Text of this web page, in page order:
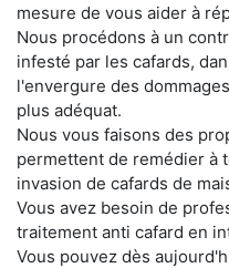
mesure de vous aider à
Nous procédons à un
infesté par les cafards,
l'envergure des
plus adéquat.
Nous vous faisons des
permettent de remédier à
invasion de cafards de
Vous avez besoin de
traitement anti cafard en
Vous pouvez dès